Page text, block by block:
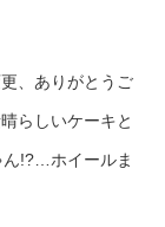
、ありがとうご
らしいケーキと
ん!?…ホイールま